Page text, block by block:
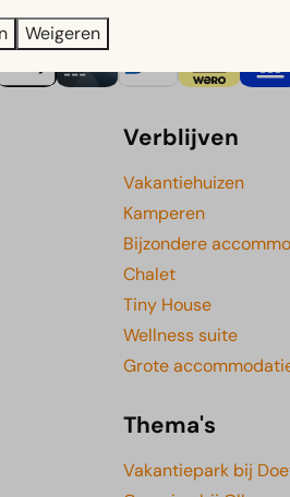
Verblijven
Vakantiehuizen
Kamperen
Bijzondere
Chalet
Tiny House
Wellness suite
Grote
Thema's
Vakantiepark bij
Weigeren